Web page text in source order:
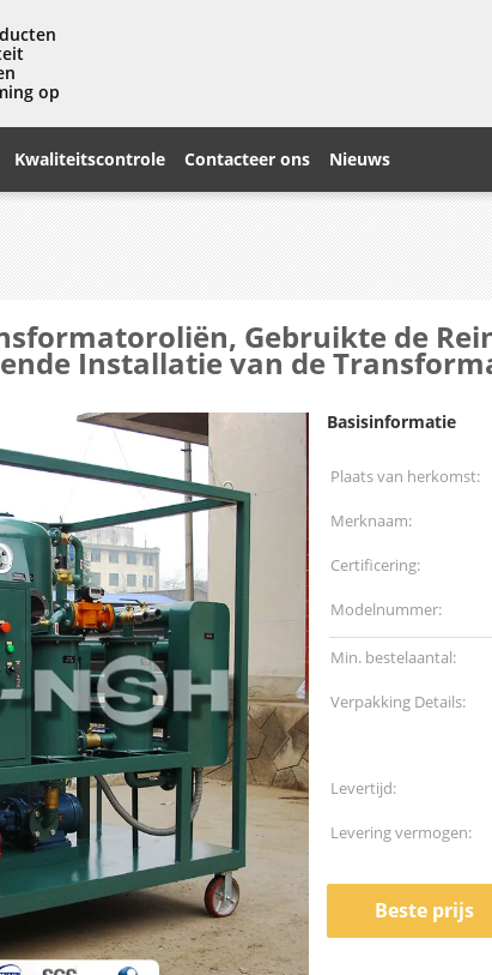
op
Kwaliteitscontrole Contacteer ons Nieuws
Gebruikte de
Installatie van de
Basisinformatie
Plaats van herkomst:
Merknaam:
Certificering:
Modelnummer:
Min. bestelaantal:
Verpakking Details:
Levertijd:
Levering vermogen:
Beste prijs